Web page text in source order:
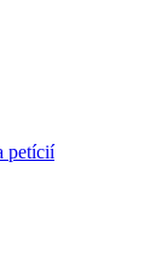
petícií